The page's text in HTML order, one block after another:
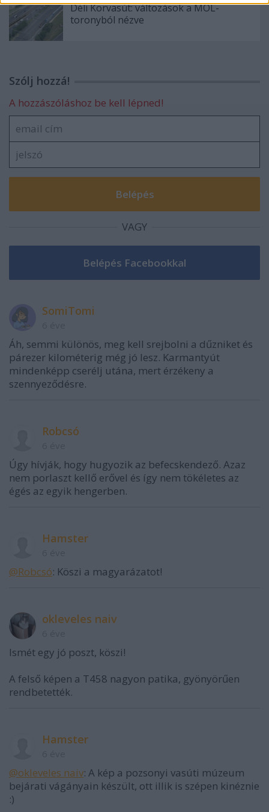
Déli Körvasút: változások a MOL-
toronyból nézve
Szólj hozzá!
A hozzászóláshoz be kell lépned!
VAGY
SomiTomi
Áh, semmi különös, meg kell srejbolni a dűzniket és
párezer kilométerig még jó lesz. Karmantyút
mindenképp cserélj utána, mert érzékeny a
szennyeződésre.
Robcsó
Úgy hívják, hogy hugyozik az befecskendező. Azaz
nem porlaszt kellő erővel és így nem tökéletes az
égés az egyik hengerben.
Hamster
@Robcsó: Köszi a magyarázatot!
okleveles naiv
Ismét egy jó poszt, köszi!
A felső képen a T458 nagyon patika, gyönyörűen
rendbetették.
Hamster
@okleveles naiv: A kép a pozsonyi vasúti múzeum
bejárati vágányain készült, ott illik is szépen kinéznie
:)